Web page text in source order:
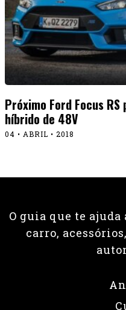
Próximo Ford Focus
híbrido de 48V
04 • ABRIL • 2018
O guia que te
carro,